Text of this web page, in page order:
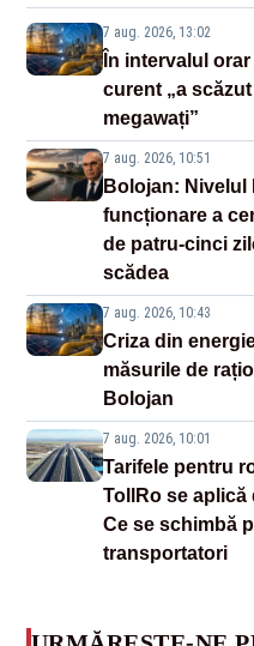
7 aug. 2026, 13:02
În intervalul
curent „a
megawați”
7 aug. 2026, 10:51
Bolojan: Nivelul
funcționare a
de patru-cinci
scădea
7 aug. 2026, 10:43
Criza din
măsurile de
Bolojan
7 aug. 2026, 10:01
Tarifele pentru
TollRo se aplică
Ce se schimbă
transportatori